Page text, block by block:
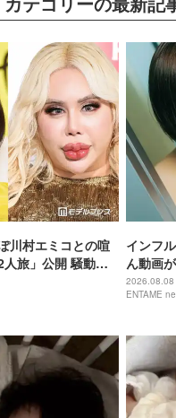
川村エミコとの喧
旅」公開 騒動前
インフ
ん動画
ンチに
2026.08.08
ENTAME